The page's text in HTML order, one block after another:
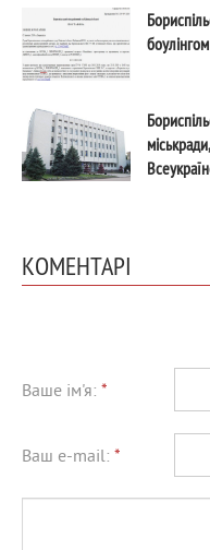
боулінгом
КОМЕНТАРІ
Ваше ім'я: *
Ваш e-mail: *